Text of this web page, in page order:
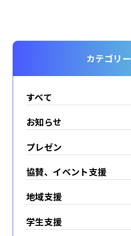
カテゴリー
すべて
お知らせ
プレゼン
協賛、イベント支援
地域支援
学生支援